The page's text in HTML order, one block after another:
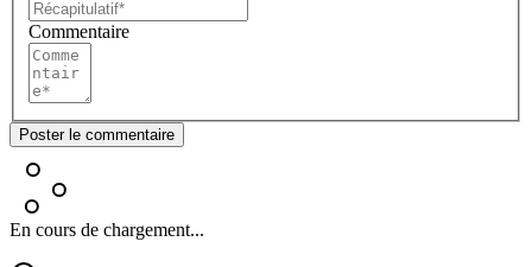
Commentaire
Poster le commentaire
En cours de chargement...